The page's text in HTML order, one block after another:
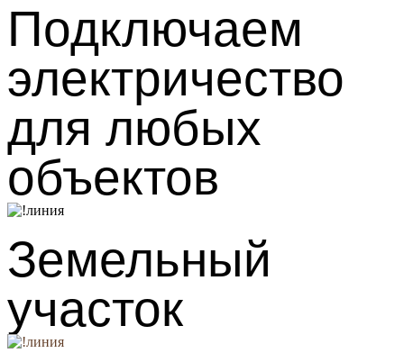
Подключаем
электричество
для любых
объектов
Земельный
участок